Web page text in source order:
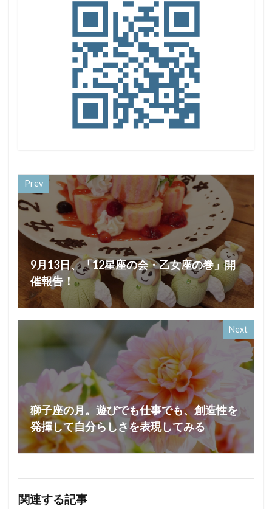
Prev
9月13日、「12星座の会・乙女座の巻」開
催報告！
Next
獅子座の月。遊びでも仕事でも、創造性を
発揮して自分らしさを表現してみる
関連する記事